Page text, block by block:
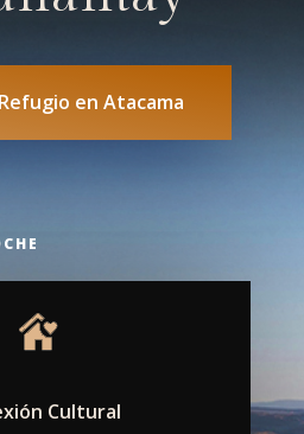
en Atacama
Cultural